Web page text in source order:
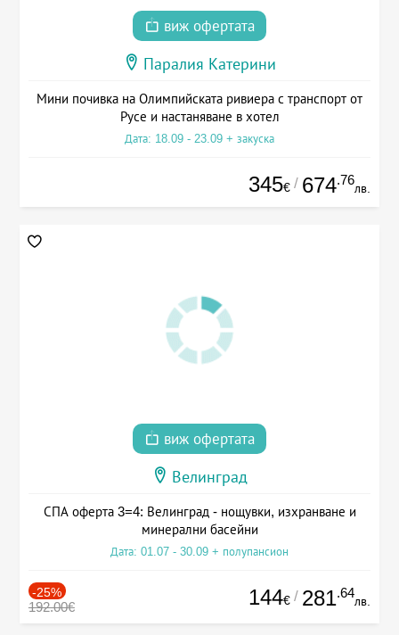
виж офертата
Паралия Катерини
Мини почивка на Олимпийската ривиера с транспорт от
Русе и настаняване в хотел
Дата: 18.09 - 23.09 + закуска
345€ / 674.76
лв.
виж офертата
Велинград
СПА оферта 3=4: Велинград - нощувки, изхранване и
минерални басейни
Дата: 01.07 - 30.09 + полупансион
-25%
192.00€ 144€ / 281.64
лв.